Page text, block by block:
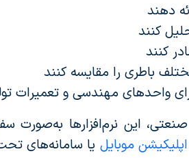
دهند
کنند
کنند
باطری را مقایسه کنند
واحدهای مهندسی و تعمیرات
این نرم‌افزارها
موبایل یا سامانه‌های